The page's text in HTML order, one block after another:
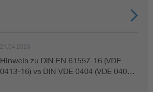
21.04.2023
Hinweis zu DIN EN 61557-16 (VDE
0413-16) vs DIN VDE 0404 (VDE 040…